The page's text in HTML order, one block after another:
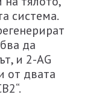
система.
да
и 2-AG
от двата